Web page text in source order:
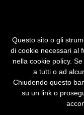
qualsiasi
umana
Intonazione,
nulla manca
Questo sito o gli
di cookie necessari al
nella cookie policy.
a tutti o ad
Chiudendo questo
su un link o